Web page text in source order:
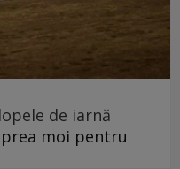
de iarnă
moi pentru